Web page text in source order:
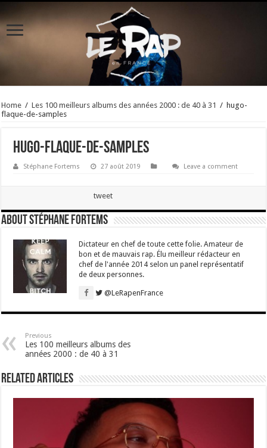
Home / Les 100 meilleurs albums des années 2000 : de 40 à 31 / hugo-
flaque-de-samples
hugo-flaque-de-samples
Stéphane Fortems 27 août 2019 Leave a comment
tweet
About Stéphane Fortems
Dictateur en chef de toute cette folie. Amateur de
bon et de mauvais rap. Élu meilleur rédacteur en
chef de l'année 2014 selon un panel représentatif
de deux personnes.
@LeRapenFrance
Previous
Les 100 meilleurs albums des
années 2000 : de 40 à 31
Related Articles